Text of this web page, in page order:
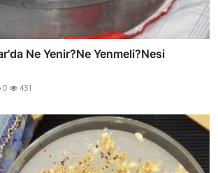
Ne Yenir?Ne Yenmeli?Nesi
0 431